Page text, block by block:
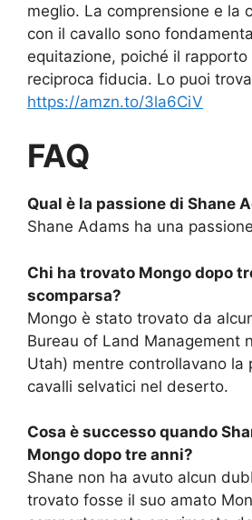
meglio. La comprensione e la
con il cavallo sono
equitazione, poiché il
reciproca fiducia. Lo puoi
https://amzn.to/3la6CiV
FAQ
Qual è la passione di Shane
Shane Adams ha una
Chi ha trovato Mongo dopo
scomparsa?
Mongo è stato trovato da
Bureau of Land Management
Utah) mentre controllavano la
cavalli selvatici nel deserto.
Cosa è successo quando
Mongo dopo tre anni?
Shane non ha avuto alcun
trovato fosse il suo amato